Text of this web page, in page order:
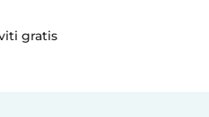
gratis